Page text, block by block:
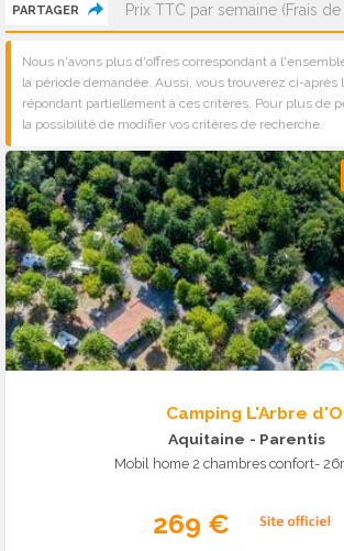
PARTAGER Prix TTC par semaine (Frais
Nous n'avons plus d'offres correspondant à
la période demandée. Aussi, vous trouverez ci-après
répondant partiellement à ces critères. Pour plus de
la possibilité de modifier vos critères de recherche.
Camping L'Arbre
Aquitaine - Parentis
Mobil home 2 chambres confort-
269 €